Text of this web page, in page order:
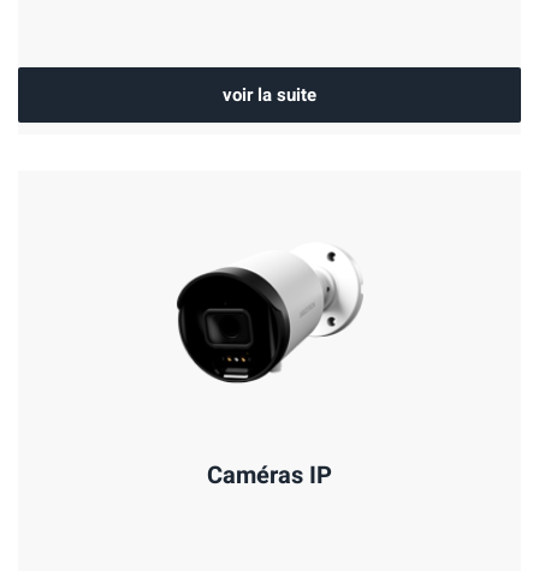
voir la suite
Caméras IP